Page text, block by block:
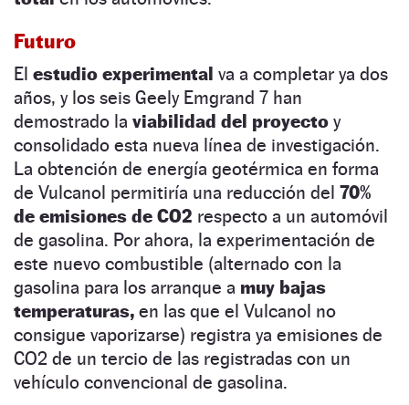
Futuro
El estudio experimental va a completar ya dos
años, y los seis Geely Emgrand 7 han
demostrado la viabilidad del proyecto y
consolidado esta nueva línea de investigación.
La obtención de energía geotérmica en forma
de Vulcanol permitiría una reducción del 70%
de emisiones de CO2 respecto a un automóvil
de gasolina. Por ahora, la experimentación de
este nuevo combustible (alternado con la
gasolina para los arranque a muy bajas
temperaturas, en las que el Vulcanol no
consigue vaporizarse) registra ya emisiones de
CO2 de un tercio de las registradas con un
vehículo convencional de gasolina.